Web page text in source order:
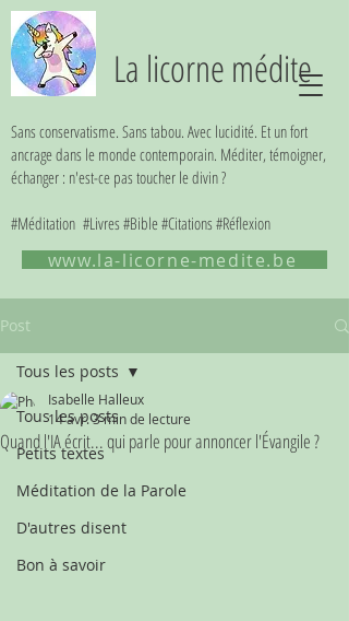
La licorne médite
Sans conservatisme. Sans tabou. Avec lucidité. Et un fort
ancrage dans le monde contemporain. Méditer, témoigner,
échanger : n'est-ce pas toucher le divin ?
#Méditation #Livres #Bible #Citations #Réflexion
www.la-licorne-medite.be
Post
Tous les posts
Petits textes
Méditation de la Parole
D'autres disent
Bon à savoir
Tous les posts
Quand l'IA écrit... qui parle pour annoncer l'Évangile ?
Isabelle Halleux
14 avr. 3 min de lecture